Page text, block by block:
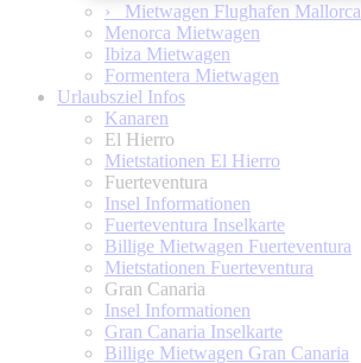
› Mietwagen Flughafen Mallorca
Menorca Mietwagen
Ibiza Mietwagen
Formentera Mietwagen
Urlaubsziel Infos
Kanaren
El Hierro
Mietstationen El Hierro
Fuerteventura
Insel Informationen
Fuerteventura Inselkarte
Billige Mietwagen Fuerteventura
Mietstationen Fuerteventura
Gran Canaria
Insel Informationen
Gran Canaria Inselkarte
Billige Mietwagen Gran Canaria